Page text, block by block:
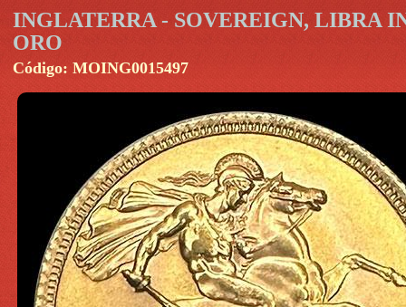
INGLATERRA - SOVEREIGN, LIBRA
ORO
Código: MOING0015497